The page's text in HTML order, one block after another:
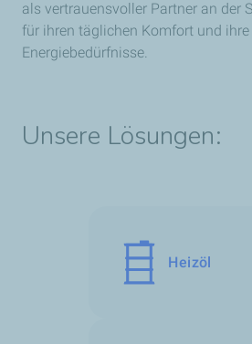
als vertrauensvoller Partner an der
für ihren täglichen Komfort und
Energiebedürfnisse.
Unsere Lösungen:
Heizöl